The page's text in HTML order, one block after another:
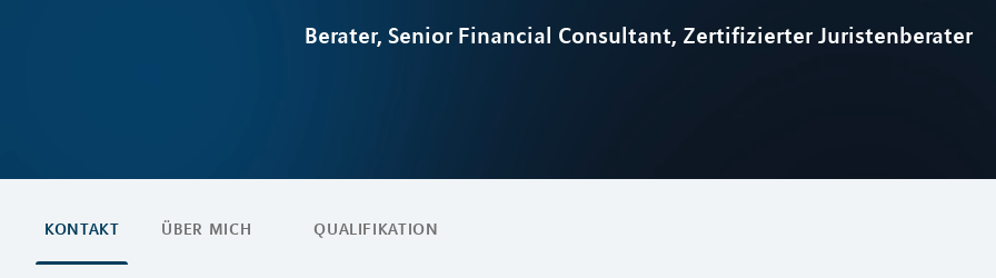
Berater, Senior Financial Consultant, Zertifizierter Juristenberater
KONTAKT ÜBER MICH QUALIFIKATION